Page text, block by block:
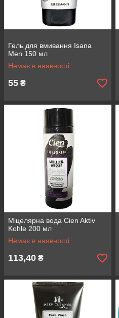
Гель для вмивання Isana
Men 150 мл
Немає в наявності
55 ₴
Міцелярна вода Cien Aktiv
Kohle 200 мл
Немає в наявності
113,40 ₴